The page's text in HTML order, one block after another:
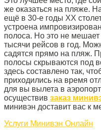
же оказаться на пляже.
ещё в 30-е годы XX
устроена
полоса. Но это не
тысячи рейсов в год.
садятся прямо на пляж.
полосы скрываются под
здесь составлено так,
приходились на время
для вы вылета в
осуществив заказ
минивэн доставит вас к
Услуги Минивэн Онлайн